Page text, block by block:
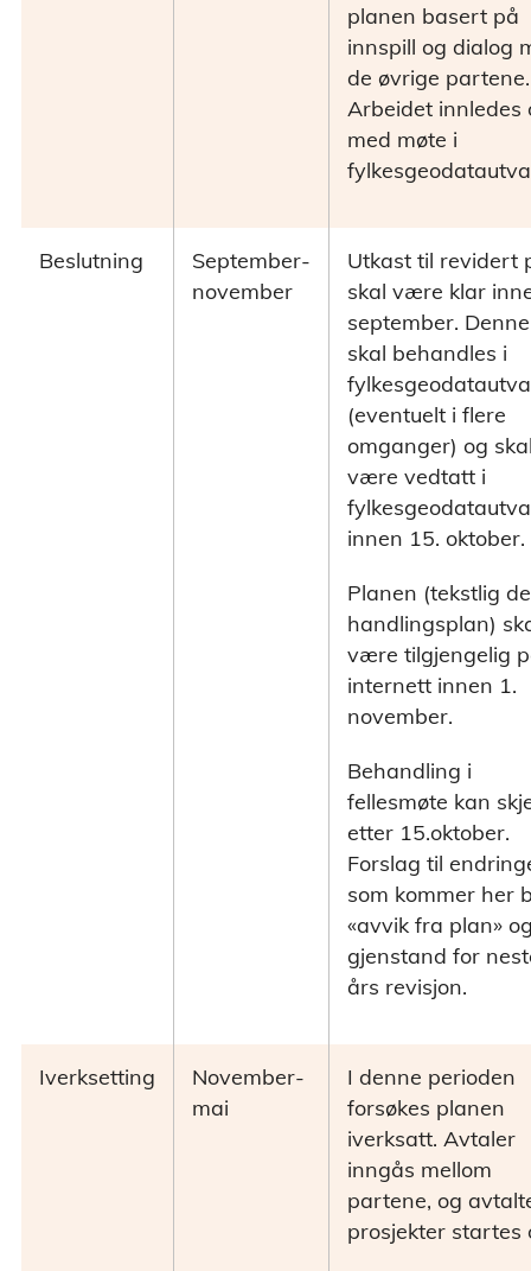
planen basert på
innspill og dialog
de øvrige partene.
Arbeidet innledes
med møte i
Beslutning
September-
november
Utkast til revidert
skal være klar
september. Denne
skal behandles i
(eventuelt i flere
omganger) og
være vedtatt i
innen 15. oktober.
Planen (tekstlig
handlingsplan)
være tilgjengelig
internett innen 1.
november.
Behandling i
fellesmøte kan
etter 15.oktober.
Forslag til
som kommer her
«avvik fra plan»
gjenstand for
års revisjon.
Iverksetting
November-
mai
I denne perioden
forsøkes planen
iverksatt. Avtaler
inngås mellom
partene, og
prosjekter startes